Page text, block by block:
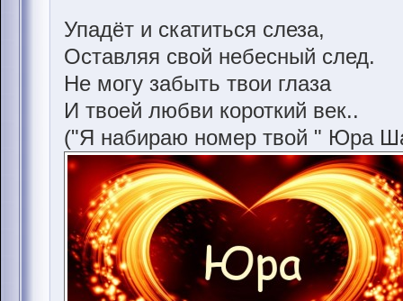
Упадёт и скатиться слеза,
Оставляя свой небесный след.
Не могу забыть твои глаза
И твоей любви короткий век..
("Я набираю номер твой " Юра